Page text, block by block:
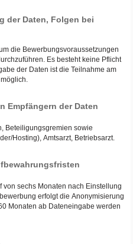
der Daten, Folgen bei
die Bewerbungsvoraussetzungen
Es besteht keine Pflicht
der Daten ist die Teilnahme am
Empfängern der Daten
Beteiligungsgremien sowie
Hosting), Amtsarzt, Betriebsarzt.
sechs Monaten nach Einstellung
erfolgt die Anonymisierung
Monaten ab Dateneingabe werden